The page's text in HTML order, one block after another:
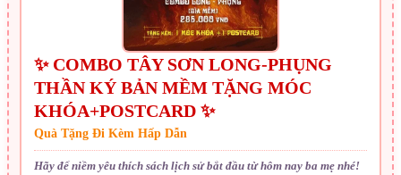
✨ COMBO TÂY SƠN LONG-PHỤNG
THẦN KÝ BẢN MỀM TẶNG MÓC
KHÓA+POSTCARD ✨
Quà Tặng Đi Kèm Hấp Dẫn
Hãy để niềm yêu thích sách lịch sử bắt đầu từ hôm nay ba mẹ nhé!